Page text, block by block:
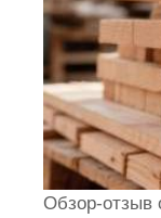
Обзор-отзыв